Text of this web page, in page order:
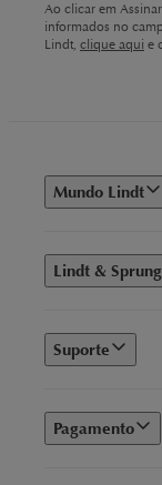
Ao clicar em
informados no
Lindt, clique aqui e
Mundo Lindt
Lindt &
Suporte
Pagamento